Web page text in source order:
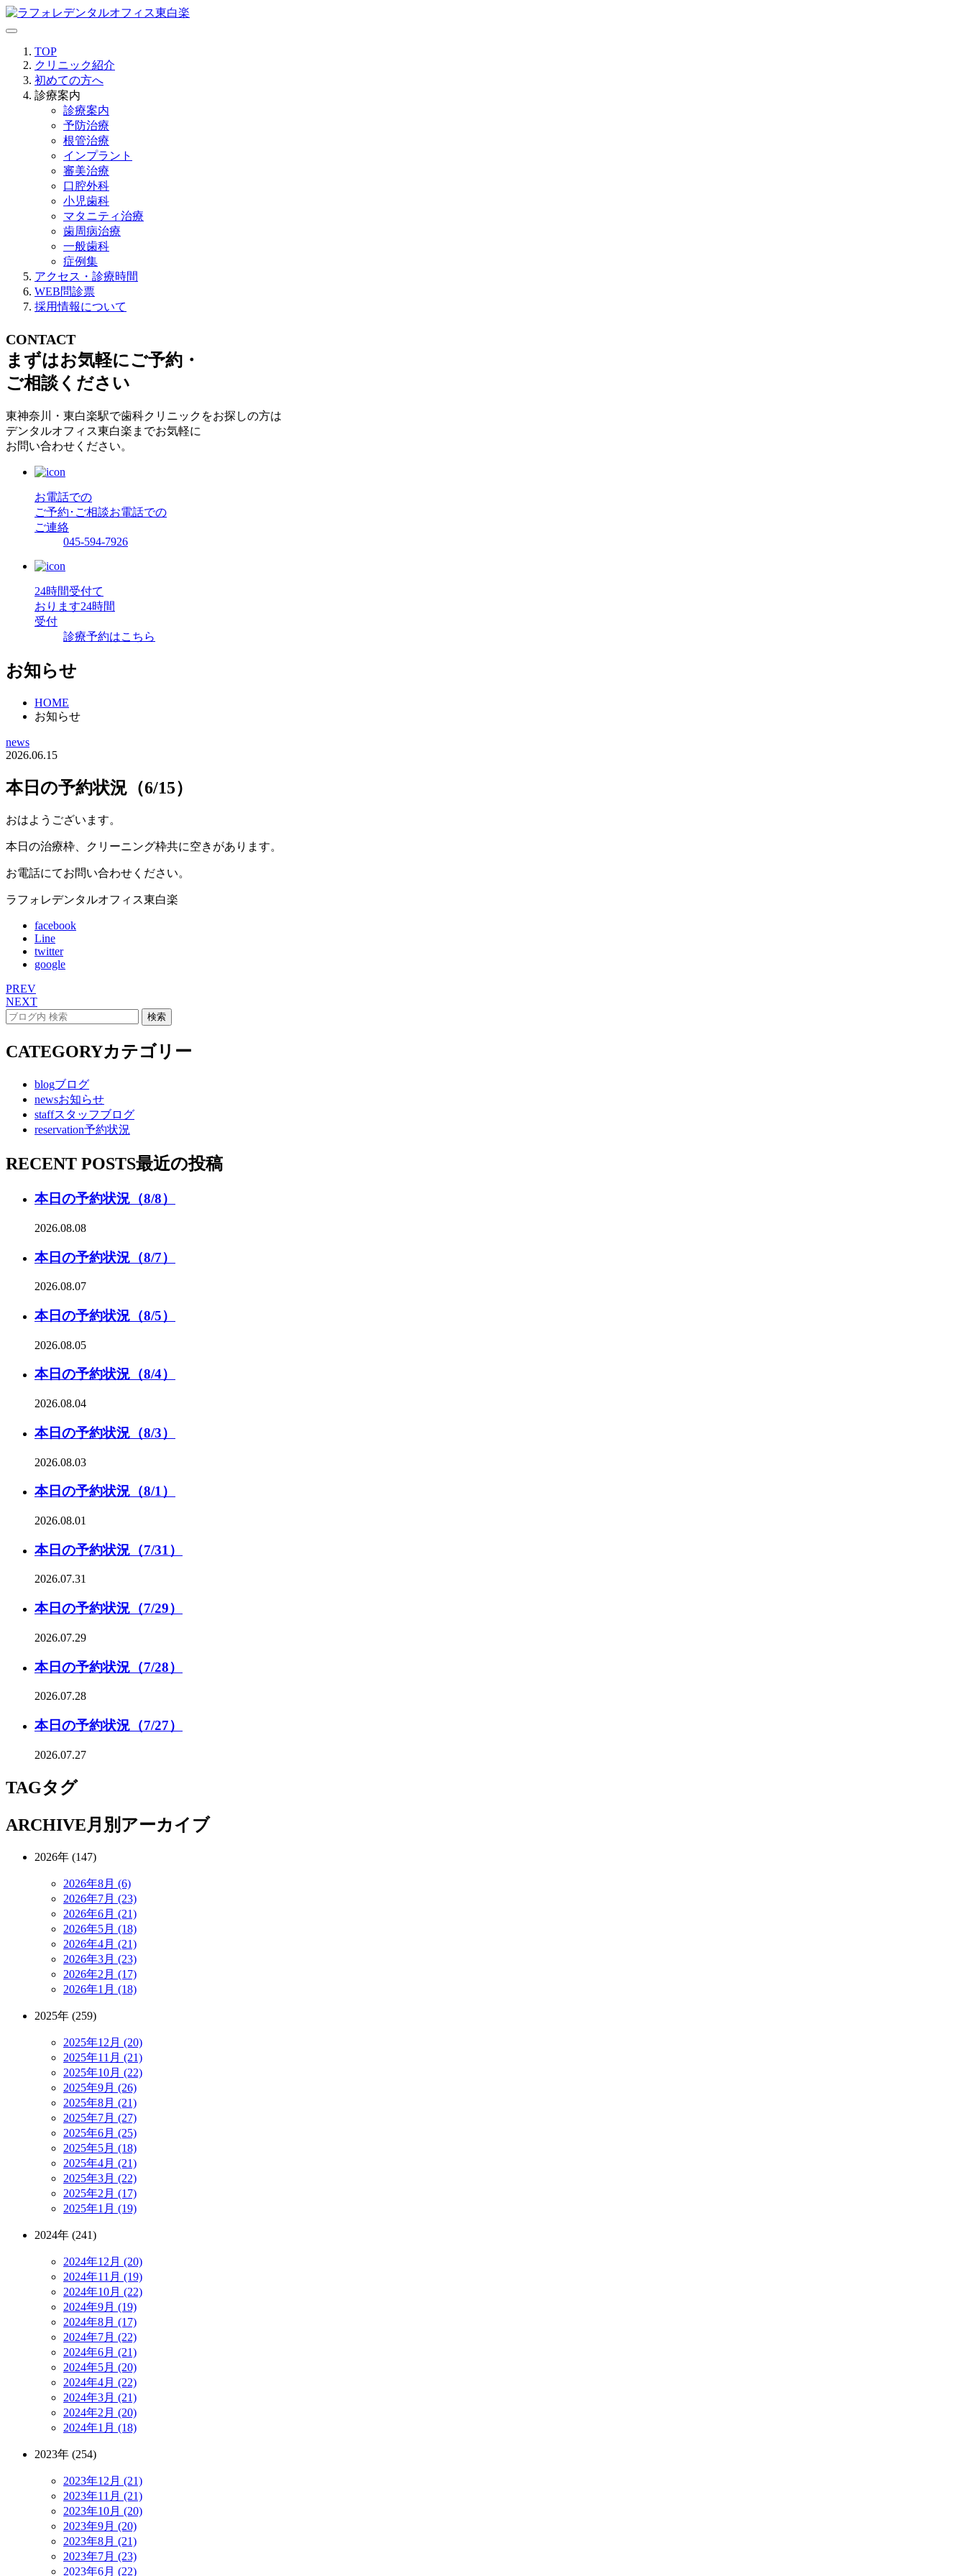
TOP
クリニック紹介
初めての方へ
診療案内
診療案内
予防治療
根管治療
インプラント
審美治療
口腔外科
小児歯科
マタニティ治療
歯周病治療
一般歯科
症例集
アクセス・診療時間
WEB問診票
採用情報について
CONTACT
まずはお気軽にご予約・
ご相談ください
東神奈川・東白楽駅で歯科クリニックをお探しの方は
デンタルオフィス東白楽までお気軽に
お問い合わせください。
お電話での
ご予約･ご相談お電話での
ご連絡
045-594-7926
24時間受付て
おります24時間
受付
診療予約はこちら
お知らせ
HOME
お知らせ
news
2026.06.15
本日の予約状況（6/15）
おはようございます。
本日の治療枠、クリーニング枠共に空きがあります。
お電話にてお問い合わせください。
ラフォレデンタルオフィス東白楽
facebook
Line
twitter
google
PREV
NEXT
CATEGORYカテゴリー
blogブログ
newsお知らせ
staffスタッフブログ
reservation予約状況
RECENT POSTS最近の投稿
本日の予約状況（8/8）
2026.08.08
本日の予約状況（8/7）
2026.08.07
本日の予約状況（8/5）
2026.08.05
本日の予約状況（8/4）
2026.08.04
本日の予約状況（8/3）
2026.08.03
本日の予約状況（8/1）
2026.08.01
本日の予約状況（7/31）
2026.07.31
本日の予約状況（7/29）
2026.07.29
本日の予約状況（7/28）
2026.07.28
本日の予約状況（7/27）
2026.07.27
TAGタグ
ARCHIVE月別アーカイブ
2026年 (147)
2026年8月 (6)
2026年7月 (23)
2026年6月 (21)
2026年5月 (18)
2026年4月 (21)
2026年3月 (23)
2026年2月 (17)
2026年1月 (18)
2025年 (259)
2025年12月 (20)
2025年11月 (21)
2025年10月 (22)
2025年9月 (26)
2025年8月 (21)
2025年7月 (27)
2025年6月 (25)
2025年5月 (18)
2025年4月 (21)
2025年3月 (22)
2025年2月 (17)
2025年1月 (19)
2024年 (241)
2024年12月 (20)
2024年11月 (19)
2024年10月 (22)
2024年9月 (19)
2024年8月 (17)
2024年7月 (22)
2024年6月 (21)
2024年5月 (20)
2024年4月 (22)
2024年3月 (21)
2024年2月 (20)
2024年1月 (18)
2023年 (254)
2023年12月 (21)
2023年11月 (21)
2023年10月 (20)
2023年9月 (20)
2023年8月 (21)
2023年7月 (23)
2023年6月 (22)